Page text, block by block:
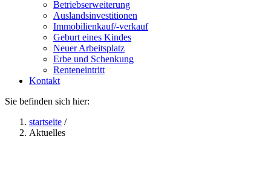
Betriebserweiterung
Auslandsinvestitionen
Immobilienkauf/-verkauf
Geburt eines Kindes
Neuer Arbeitsplatz
Erbe und Schenkung
Renteneintritt
Kontakt
Sie befinden sich hier:
startseite /
Aktuelles